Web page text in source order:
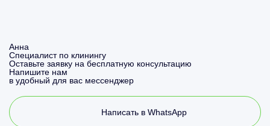
Анна
Специалист по клинингу
Оставьте заявку на бесплатную консультацию
Напишите нам
в удобный для вас мессенджер
Написать в WhatsApp